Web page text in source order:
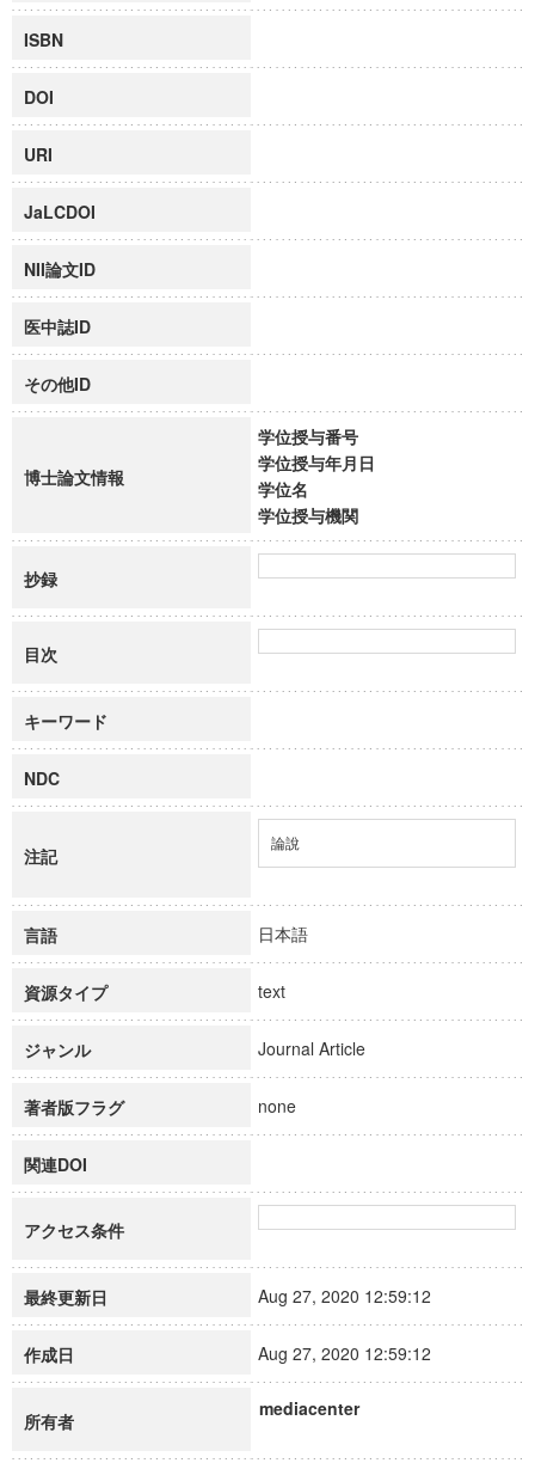
ISBN
DOI
URI
JaLCDOI
NII論文ID
医中誌ID
その他ID
博士論文情報
学位授与番号
学位授与年月日
学位名
学位授与機関
抄録
目次
キーワード
NDC
注記
論說
言語 日本語
資源タイプ text
ジャンル Journal Article
著者版フラグ none
関連DOI
アクセス条件
最終更新日 Aug 27, 2020 12:59:12
作成日 Aug 27, 2020 12:59:12
所有者
mediacenter